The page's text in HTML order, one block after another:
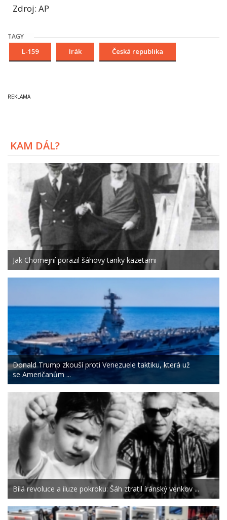
Zdroj: AP
TAGY
L-159 Irák Česká republika
KAM DÁL?
Jak Chomejní porazil šáhovy tanky kazetami
Donald Trump zkouší proti Venezuele taktiku, která už
se Američanům ...
Bílá revoluce a iluze pokroku: Šáh ztratil íránský venkov ...